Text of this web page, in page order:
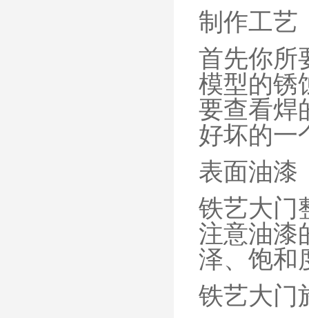
制作工艺
首先你所
模型的锈
要查看焊
好坏的一
表面油漆
铁艺大门
注意油漆
泽、饱和
铁艺大门